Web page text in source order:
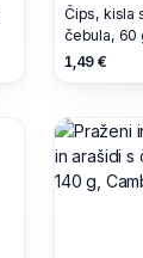
Čips, kisla
čebula, 60
Potato
1,49 €